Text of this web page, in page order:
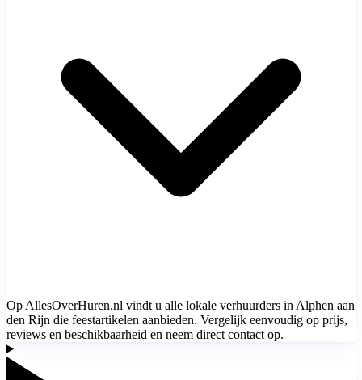
Op AllesOverHuren.nl vindt u alle lokale verhuurders in Alphen aan
den Rijn die feestartikelen aanbieden. Vergelijk eenvoudig op prijs,
reviews en beschikbaarheid en neem direct contact op.